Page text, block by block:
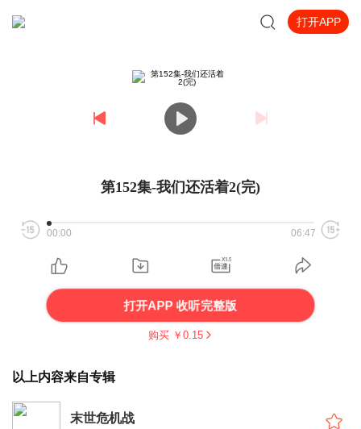
打开APP
第152集-我们还活着2(完)
00:00 06:47
打开APP 收听完整版
购买 ￥ 0.15
以上内容来自专辑
末世危机战